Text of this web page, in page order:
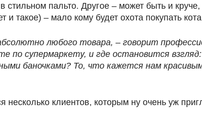
пальто. Другое – может быть и
такое) – мало кому будет охота покупать
любого товара, – говорит
по супермаркету, и где остановится
баночками? То, что кажется нам
несколько клиентов, которым ну очень уж